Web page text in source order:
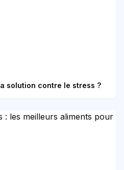
solution contre le stress ?